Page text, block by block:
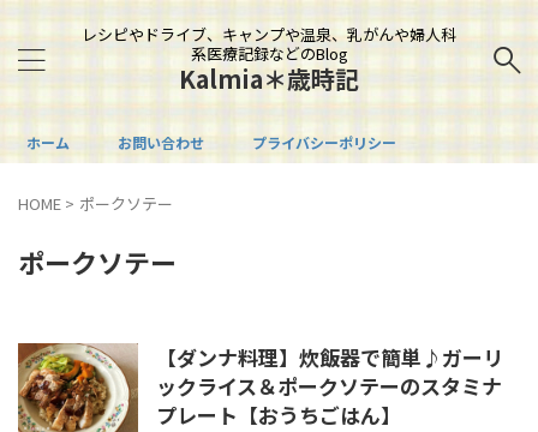
レシピやドライブ、キャンプや温泉、乳がんや婦人科
系医療記録などのBlog
Kalmia＊歳時記
ホーム お問い合わせ プライバシーポリシー
HOME > ポークソテー
ポークソテー
【ダンナ料理】炊飯器で簡単♪ガーリ
ックライス＆ポークソテーのスタミナ
プレート【おうちごはん】